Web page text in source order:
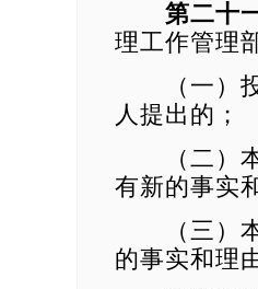
第二十
理工作管理
（一）投
人提出的；
（二）本
有新的事实
（三）本
的事实和理